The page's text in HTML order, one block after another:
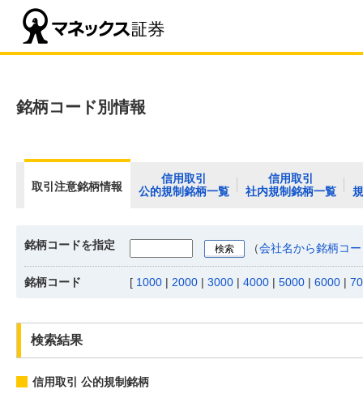
銘柄コード別情報
取引注意銘柄情報
信用取引
公的規制銘柄一覧
信用取引
社内規制銘柄一覧
銘柄コードを指定 （会社名から銘柄コ
銘柄コード [ 1000 | 2000 | 3000 | 4000 | 5000 | 6000 |
検索結果
信用取引 公的規制銘柄